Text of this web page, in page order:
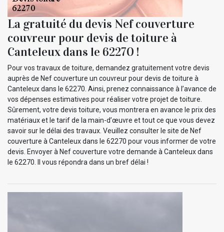
La gratuité du devis Nef couverture
couvreur pour devis de toiture à
Canteleux dans le 62270 !
Pour vos travaux de toiture, demandez gratuitement votre devis
auprès de Nef couverture un couvreur pour devis de toiture à
Canteleux dans le 62270. Ainsi, prenez connaissance à l’avance de
vos dépenses estimatives pour réaliser votre projet de toiture.
Sûrement, votre devis toiture, vous montrera en avance le prix des
matériaux et le tarif de la main-d’œuvre et tout ce que vous devez
savoir sur le délai des travaux. Veuillez consulter le site de Nef
couverture à Canteleux dans le 62270 pour vous informer de votre
devis. Envoyer à Nef couverture votre demande à Canteleux dans
le 62270. Il vous répondra dans un bref délai !